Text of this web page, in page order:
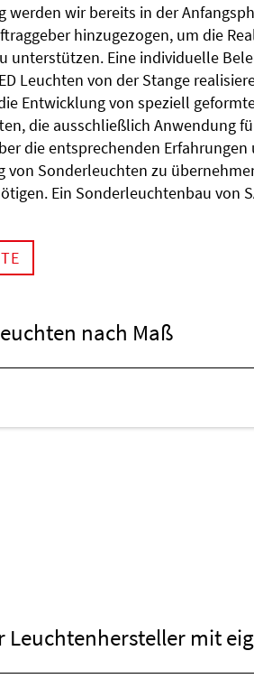
werden wir bereits in der
hinzugezogen, um die
unterstützen. Eine individuelle
Leuchten von der Stange
Entwicklung von speziell
die ausschließlich Anwendung
die entsprechenden
von Sonderleuchten zu
Ein Sonderleuchtenbau von
nach Maß
Leuchtenhersteller mit